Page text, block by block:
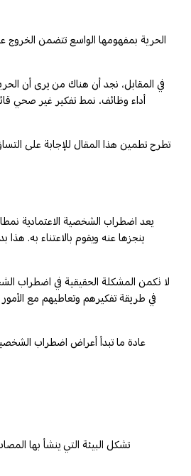
الحرية بمفهومها الواسع تتضمن
أداء وظائف، نمط تفكير غير صحي
تطرح تطمين هذا المقال للإجابة على
يعد اضطراب الشخصية الاعتمادية
ينجزها عنه ويقوم بالاعتناء به. هذا
لا تكمن المشكلة الحقيقية في اضطراب
في طريقة تفكيرهم وتعاطيهم مع
عادة ما تبدأ أعراض اضطراب
تشكل البيئة التي ينشأ بها